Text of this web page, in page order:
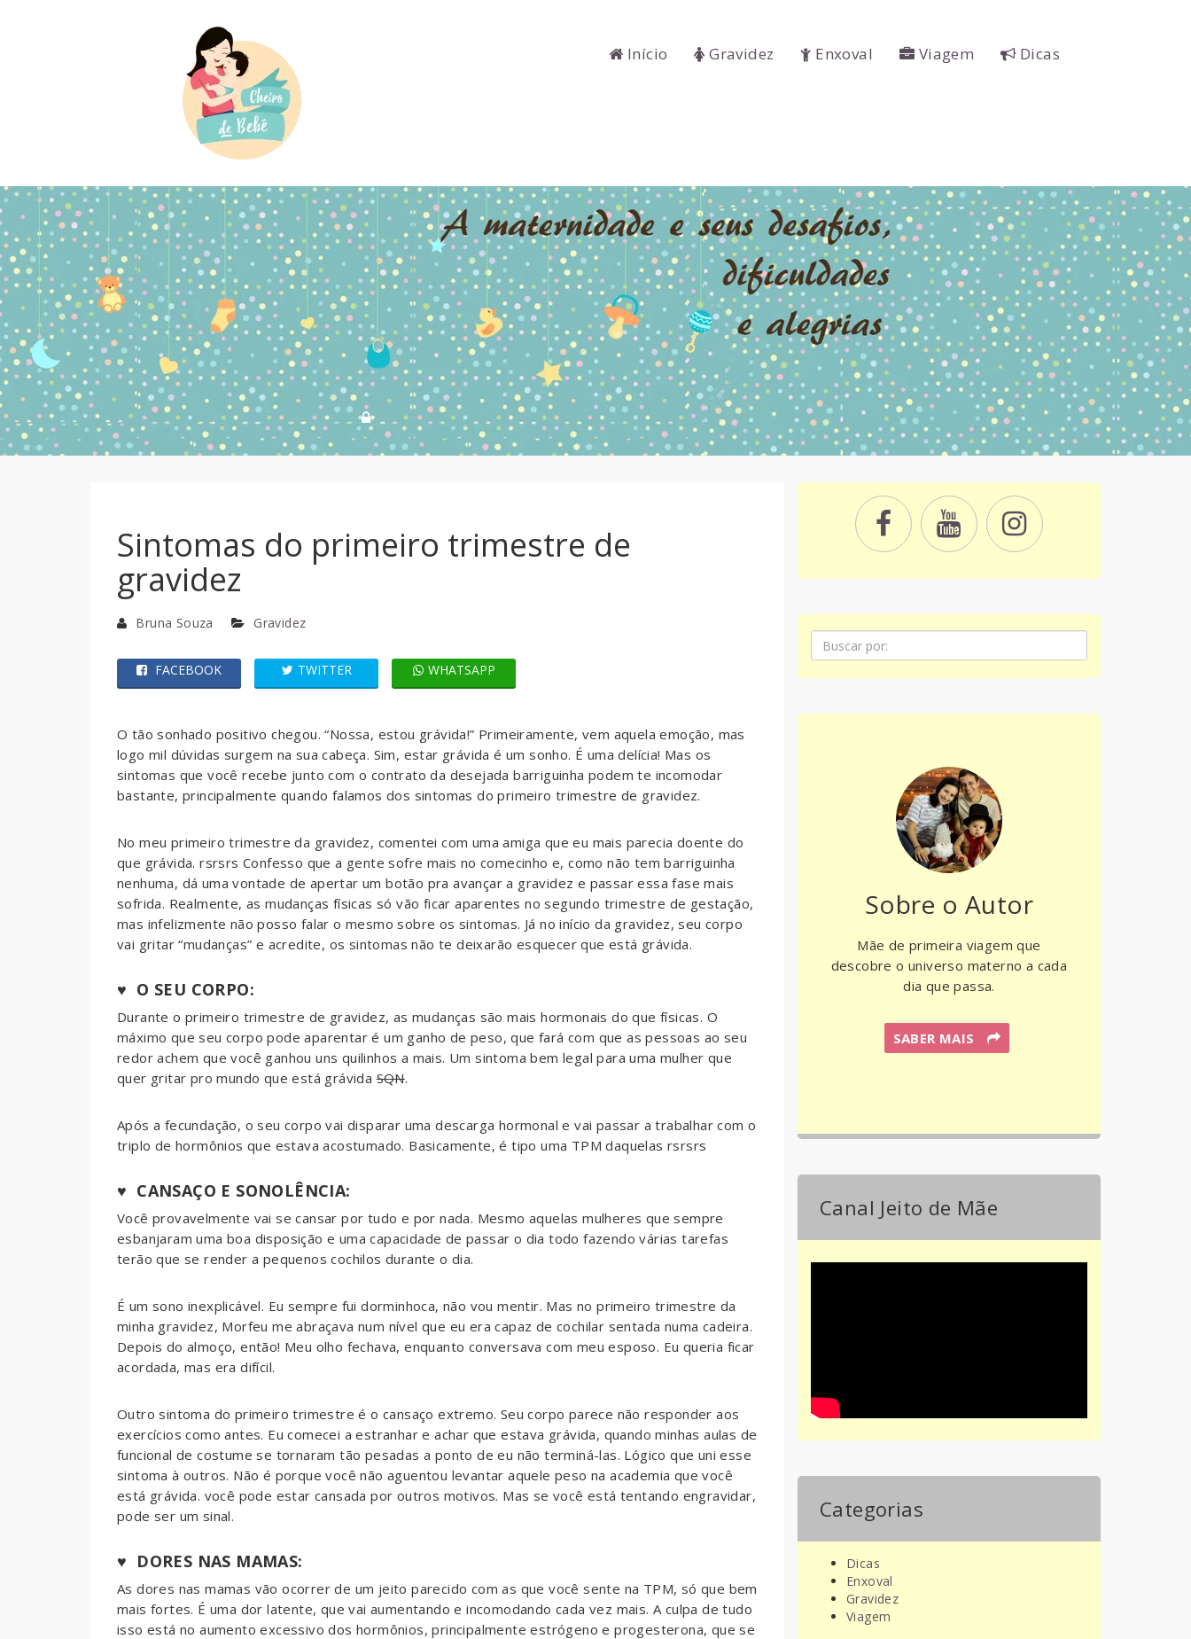
Início Gravidez Enxoval Viagem Dicas
Sintomas do primeiro trimestre de
gravidez
Bruna Souza Gravidez
FACEBOOK TWITTER WHATSAPP
O tão sonhado positivo chegou. “Nossa, estou grávida!” Primeiramente, vem aquela emoção, mas
logo mil dúvidas surgem na sua cabeça. Sim, estar grávida é um sonho. É uma delícia! Mas os
sintomas que você recebe junto com o contrato da desejada barriguinha podem te incomodar
bastante, principalmente quando falamos dos sintomas do primeiro trimestre de gravidez.
No meu primeiro trimestre da gravidez, comentei com uma amiga que eu mais parecia doente do
que grávida. rsrsrs Confesso que a gente sofre mais no comecinho e, como não tem barriguinha
nenhuma, dá uma vontade de apertar um botão pra avançar a gravidez e passar essa fase mais
sofrida. Realmente, as mudanças físicas só vão ficar aparentes no segundo trimestre de gestação,
mas infelizmente não posso falar o mesmo sobre os sintomas. Já no início da gravidez, seu corpo
vai gritar “mudanças” e acredite, os sintomas não te deixarão esquecer que está grávida.
♥ O SEU CORPO:
Durante o primeiro trimestre de gravidez, as mudanças são mais hormonais do que físicas. O
máximo que seu corpo pode aparentar é um ganho de peso, que fará com que as pessoas ao seu
redor achem que você ganhou uns quilinhos a mais. Um sintoma bem legal para uma mulher que
quer gritar pro mundo que está grávidaSQN.
Após a fecundação, o seu corpo vai disparar uma descarga hormonal e vai passar a trabalhar com o
triplo de hormônios que estava acostumado. Basicamente, é tipo uma TPM daquelas rsrsrs
♥ CANSAÇO E SONOLÊNCIA:
Você provavelmente vai se cansar por tudo e por nada. Mesmo aquelas mulheres que sempre
esbanjaram uma boa disposição e uma capacidade de passar o dia todo fazendo várias tarefas
terão que se render a pequenos cochilos durante o dia.
É um sono inexplicável. Eu sempre fui dorminhoca, não vou mentir. Mas no primeiro trimestre da
minha gravidez, Morfeu me abraçava num nível que eu era capaz de cochilar sentada numa cadeira.
Depois do almoço, então! Meu olho fechava, enquanto conversava com meu esposo. Eu queria ficar
acordada, mas era difícil.
Outro sintoma do primeiro trimestre é o cansaço extremo. Seu corpo parece não responder aos
exercícios como antes. Eu comecei a estranhar e achar que estava grávida, quando minhas aulas de
funcional de costume se tornaram tão pesadas a ponto de eu não terminá-las. Lógico que uni esse
sintoma à outros. Não é porque você não aguentou levantar aquele peso na academia que você
está grávida. você pode estar cansada por outros motivos. Mas se você está tentando engravidar,
pode ser um sinal.
♥ DORES NAS MAMAS:
As dores nas mamas vão ocorrer de um jeito parecido com as que você sente na TPM, só que bem
mais fortes. É uma dor latente, que vai aumentando e incomodando cada vez mais. A culpa de tudo
isso está no aumento excessivo dos hormônios, principalmente estrógeno e progesterona, que se
Pesquisa
Sobre o Autor
Mãe de primeira viagem que
descobre o universo materno a cada
dia que passa.
SABER MAIS
Canal Jeito de Mãe
Categorias
Dicas
Enxoval
Gravidez
Viagem